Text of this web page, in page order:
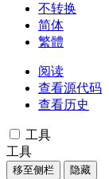
不转换
简体
繁體
阅读
查看源代码
查看历史
工具
工具
移至侧栏 隐藏